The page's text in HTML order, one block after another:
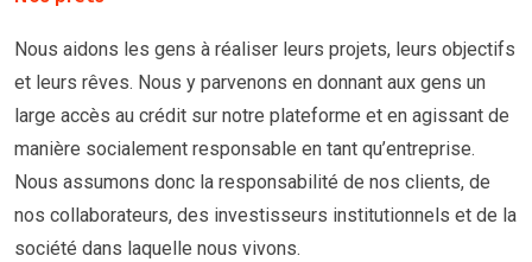
Nous aidons les gens à réaliser leurs projets, leurs objectifs
et leurs rêves. Nous y parvenons en donnant aux gens un
large accès au crédit sur notre plateforme et en agissant de
manière socialement responsable en tant qu’entreprise.
Nous assumons donc la responsabilité de nos clients, de
nos collaborateurs, des investisseurs institutionnels et de la
société dans laquelle nous vivons.